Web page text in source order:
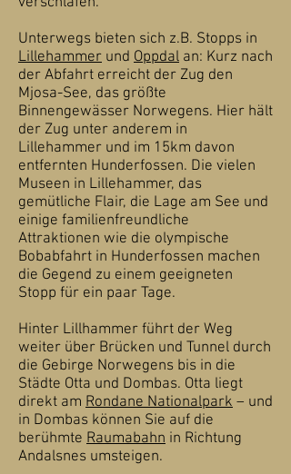
Unterwegs bieten sich z.B. Stopps in
Lillehammer und Oppdal an: Kurz nach
der Abfahrt erreicht der Zug den
Mjosa-See, das größte
Binnengewässer Norwegens. Hier hält
der Zug unter anderem in
Lillehammer und im 15km davon
entfernten Hunderfossen. Die vielen
Museen in Lillehammer, das
gemütliche Flair, die Lage am See und
einige familienfreundliche
Attraktionen wie die olympische
Bobabfahrt in Hunderfossen machen
die Gegend zu einem geeigneten
Stopp für ein paar Tage.
Hinter Lillhammer führt der Weg
weiter über Brücken und Tunnel durch
die Gebirge Norwegens bis in die
Städte Otta und Dombas. Otta liegt
direkt am Rondane Nationalpark – und
in Dombas können Sie auf die
berühmte Raumabahn in Richtung
Andalsnes umsteigen.